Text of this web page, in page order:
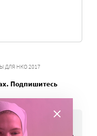
ДЛЯ НКО 2017
Подпишитесь